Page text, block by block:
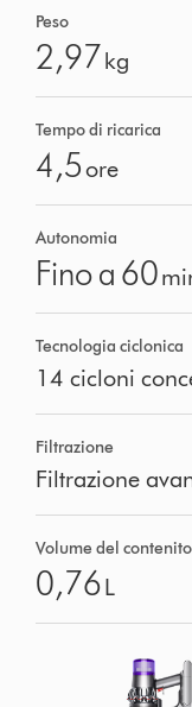
Peso
2,97kg
Tempo di ricarica
4,5ore
Autonomia
Fino a 60
Tecnologia ciclonica
14 cicloni
Filtrazione
Filtrazione
Volume del
0,76L